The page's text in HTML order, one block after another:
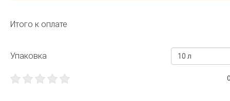
Итого к оплате
Упаковка 10 л